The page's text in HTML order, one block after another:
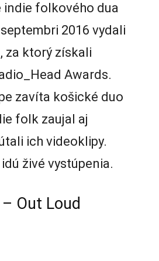
indie folkového dua
septembri 2016 vydali
za ktorý získali
Awards.
zavíta košické duo
folk zaujal aj
ich videoklipy.
živé vystúpenia.
Out Loud